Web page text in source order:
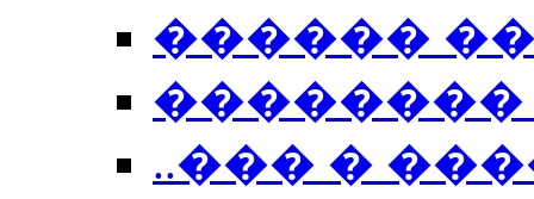
������
��������
..��� �